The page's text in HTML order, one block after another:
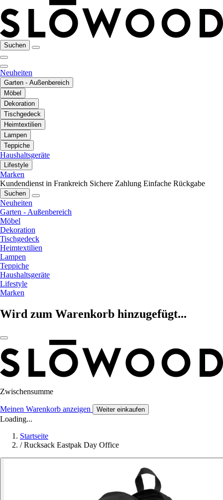
Suchen
Neuheiten
Garten - Außenbereich
Möbel
Dekoration
Tischgedeck
Heimtextilien
Lampen
Teppiche
Haushaltsgeräte
Lifestyle
Marken
Kundendienst in Frankreich Sichere Zahlung Einfache Rückgabe
Suchen
Neuheiten
Garten - Außenbereich
Möbel
Dekoration
Tischgedeck
Heimtextilien
Lampen
Teppiche
Haushaltsgeräte
Lifestyle
Marken
Wird zum Warenkorb hinzugefügt...
Zwischensumme
Meinen Warenkorb anzeigen Weiter einkaufen
Loading...
Startseite
/ Rucksack Eastpak Day Office